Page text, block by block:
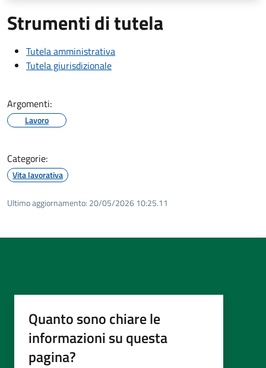
Strumenti di tutela
Tutela amministrativa
Tutela giurisdizionale
Argomenti:
Lavoro
Categorie:
Vita lavorativa
Ultimo aggiornamento: 20/05/2026 10:25.11
Quanto sono chiare le
informazioni su questa
pagina?